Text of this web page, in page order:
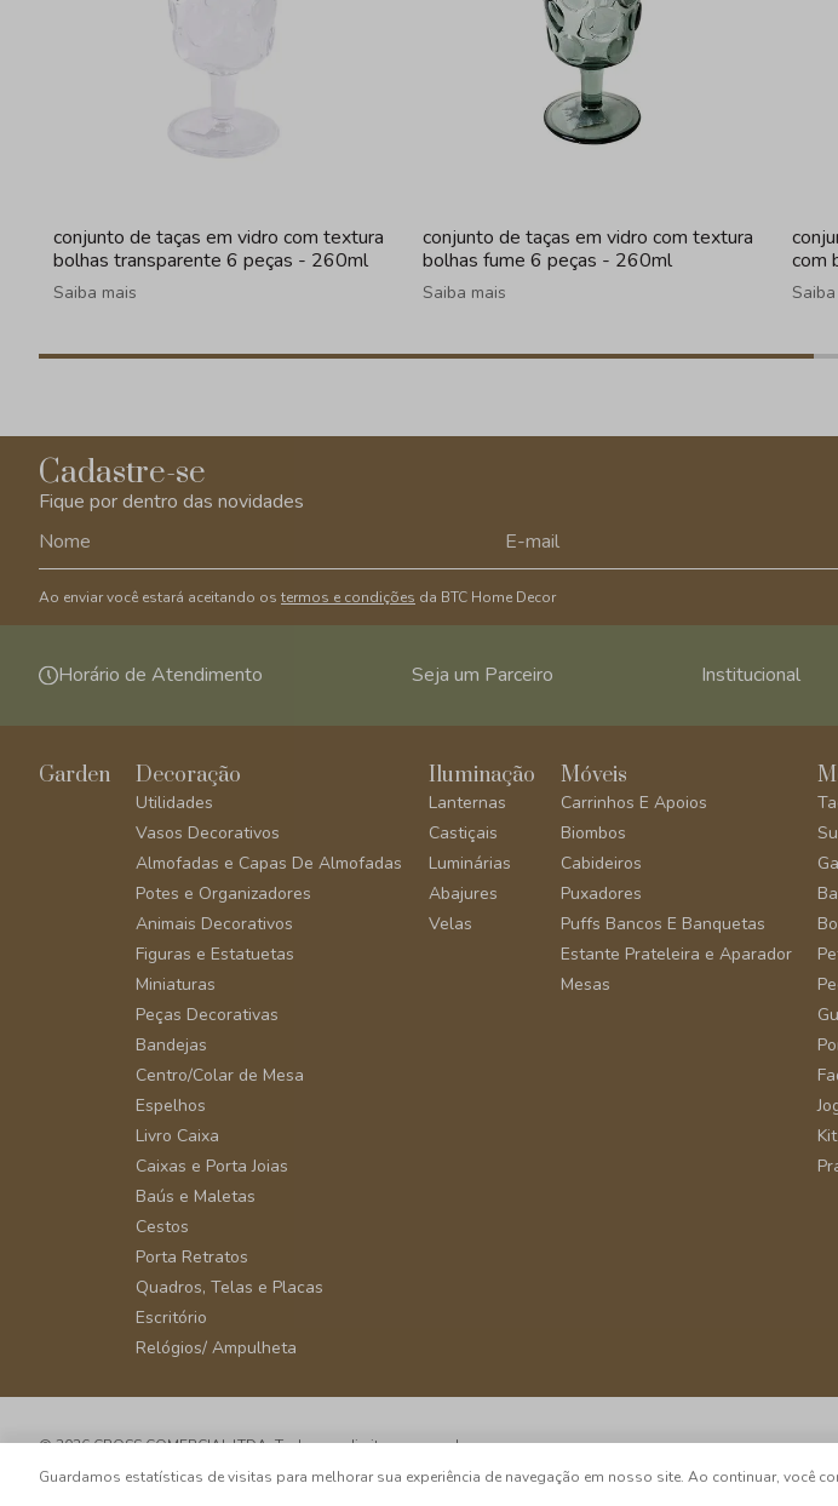
conjunto de taças em vidro com textura
bolhas transparente 6 peças - 260ml
Saiba mais
conjunto de taças em vidro com textura
bolhas fume 6 peças - 260ml
Saiba mais
com
Cadastre-se
Fique por dentro das novidades
Ao enviar você estará aceitando os termos e condições da BTC Home Decor
Horário de Atendimento Seja um Parceiro Institucional
Garden Decoração
Utilidades
Vasos Decorativos
Almofadas e Capas De Almofadas
Potes e Organizadores
Animais Decorativos
Figuras e Estatuetas
Miniaturas
Peças Decorativas
Bandejas
Centro/Colar de Mesa
Espelhos
Livro Caixa
Caixas e Porta Joias
Baús e Maletas
Cestos
Porta Retratos
Quadros, Telas e Placas
Escritório
Relógios/ Ampulheta
Iluminação
Lanternas
Castiçais
Luminárias
Abajures
Velas
Móveis
Carrinhos E Apoios
Biombos
Cabideiros
Puxadores
Puffs Bancos E Banquetas
Estante Prateleira e Aparador
Mesas
© 2026 CROSS COMERCIAL LTDA. Todos os direitos reservados.
Guardamos estatísticas de visitas para melhorar sua experiência de navegação em nosso site. Ao continuar, você